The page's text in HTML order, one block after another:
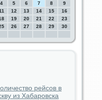
4 5 6 7 8
9
12 13 14 15
16
19 20 21 22
23
26 27 28 29
30
рейсов в
из Хабаровска